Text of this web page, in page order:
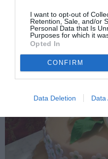
I want to opt-out of
Retention, Sale, and/or
Personal Data that Is
Purposes for which it
Opted In
CONFIRM
Data Deletion Data